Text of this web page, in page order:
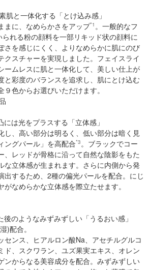
肌と一体化する「とけ込み感」
まに、なめらかさをアップ*1 。一般的なフ
られる粉の顔料を一部リキッド状の顔料に
さを感じにくく、よりなめらかに肌にのび
クスチャーを実現しました。フェイスライ
ームレスに肌と一体化して、美しい仕上が
と彩度のバランスを追求し、肌にとけ込む
色からお選びいただけます。
は光をプラスする「立体感」
し、高い部分は明るく、低い部分は暗く見
ングパール」を高配合*3。ブラックでコー
、レッドが骨格に沿って自然な陰影をもた
な立体感が生まれます。さらに内側から発
出するため、2種の偏光パールを配合。にじ
なめらかな立体感を際立たせます。
のようなみずみずしい「うるおい感」
)配合。
センス、ヒアルロン酸Na、アセチルグルコ
ド、スクワラン、ユズ果実エキス、オレン
ンからなる美容成分を配合。みずみずしい